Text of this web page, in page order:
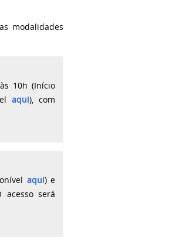
modalidades
10h(Início
aqui), com
aqui) e
acesso será